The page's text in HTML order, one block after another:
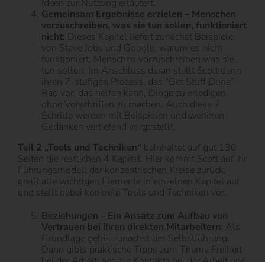
Ideen zur Nutzung erläutert.
Gemeinsam Ergebnisse erzielen – Menschen
vorzuschreiben, was sie tun sollen, funktioniert
nicht: Dieses Kapitel liefert zunächst Beispiele
von Steve Jobs und Google, warum es nicht
funktioniert, Menschen vorzuschreiben was sie
tun sollen. Im Anschluss daran stellt Scott dann
ihren 7-stufigen Prozess, das “Get Stuff Done”-
Rad vor, das helfen kann, Dinge zu erledigen
ohne Vorschriften zu machen. Auch diese 7
Schritte werden mit Beispielen und weiteren
Gedanken vertiefend vorgestellt.
Teil 2 „Tools und Techniken“ beinhaltet auf gut 130
Seiten die restlichen 4 Kapitel. Hier kommt Scott auf ihr
Führungsmodell der konzentrischen Kreise zurück,
greift alle wichtigen Elemente in einzelnen Kapitel auf
und stellt dabei konkrete Tools und Techniken vor.
Beziehungen – Ein Ansatz zum Aufbau von
Vertrauen bei ihren direkten Mitarbeitern: Als
Grundlage gehts zunächst um Selbstführung.
Dann gibts praktische Tipps zum Thema Freiheit